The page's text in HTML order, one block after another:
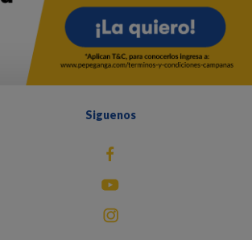
Siguenos
fb
You Tube
instagram